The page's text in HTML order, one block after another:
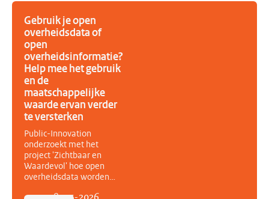
de herijking aanzienlijk
vergroot. Het vernieuwde
actieplan bevat zeven
nieuwe acties, acht
aangescherpte acties en
kent een sterkere
samenwerking tussen
overheid en
maatschappelijke
organisaties.
Gebruik je open
overheidsdata of
open
overheidsinformatie?
Help mee het gebruik
en de
maatschappelijke
waarde ervan verder
te versterken
Public-Innovation
onderzoekt met het
project 'Zichtbaar en
Waardevol' hoe open
overheidsdata worden